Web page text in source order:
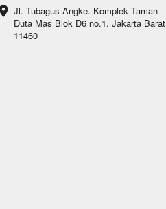
Jl. Tubagus Angke. Komplek Taman
Duta Mas Blok D6 no.1. Jakarta Barat
11460